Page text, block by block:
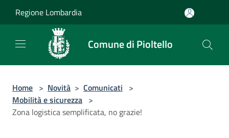
Regione Lombardia
Comune di Pioltello
Home > Novità > Comunicati >
Mobilità e sicurezza >
Zona logistica semplificata, no grazie!